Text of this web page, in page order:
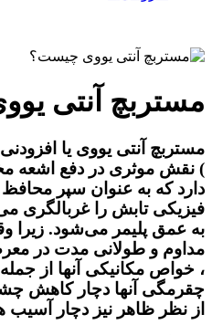
مستربچ آنتی
مستربچ آنتی یووی‌ یا
) نقش موثری در دفع اشعه
دارد که به عنوان سپر
به عمق پلیمر می‌شود. زیرا
مداوم و طولانی مدت در
، خواص مکانیکی آنها از
چقرمگی آنها دچار کاهش
از نظر ظاهر نیز دچار